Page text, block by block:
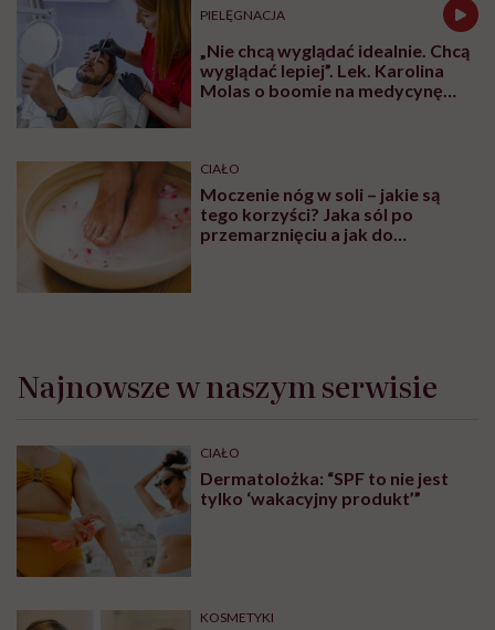
PIELĘGNACJA
„Nie chcą wyglądać idealnie. Chcą
wyglądać lepiej”. Lek. Karolina
Molas o boomie na medycynę
CIAŁO
Moczenie nóg w soli – jakie są
tego korzyści? Jaka sól po
przemarznięciu a jak do
Najnowsze w naszym serwisie
CIAŁO
Dermatolożka: “SPF to nie jest
tylko ‘wakacyjny produkt’”
KOSMETYKI